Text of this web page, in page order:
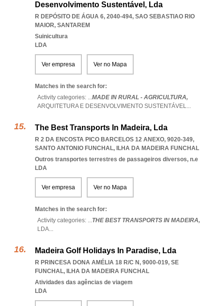
Desenvolvimento Sustentável, Lda
R DEPÓSITO DE ÁGUA 6, 2040-494, SAO SEBASTIAO RIO
MAIOR, SANTAREM
Suinicultura
LDA
Ver empresa Ver no Mapa
Matches in the search for:
Activity categories: ...MADE IN RURAL - AGRICULTURA,
ARQUITETURA E DESENVOLVIMENTO SUSTENTÁVEL...
The Best Transports In Madeira, Lda
R 2 DA ENCOSTA PICO BARCELOS 12 ANEXO, 9020-349,
SANTO ANTONIO FUNCHAL, ILHA DA MADEIRA FUNCHAL
Outros transportes terrestres de passageiros diversos, n.e
LDA
Ver empresa Ver no Mapa
Matches in the search for:
Activity categories: ...THE BEST TRANSPORTS IN MADEIRA,
LDA...
Madeira Golf Holidays In Paradise, Lda
R PRINCESA DONA AMÉLIA 18 R/C N, 9000-019, SE
FUNCHAL, ILHA DA MADEIRA FUNCHAL
Atividades das agências de viagem
LDA